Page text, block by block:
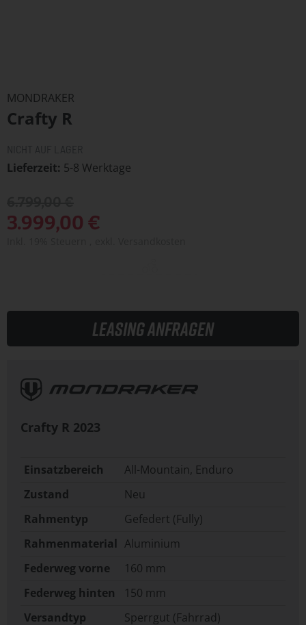
der
Bildergalerie
springen
MONDRAKER
Crafty R
Lieferzeit 5-8 Werktage
3.999,00 €
Leasing anfragen
Crafty R 2023
Einsatzbereich
All-Mountain, Enduro
Zustand
Neu
Rahmentyp
Gefedert (Fully)
Rahmenmaterial Aluminium
Federweg vorne
160 mm
Federweg hinten
150 mm
Versandtyp
Sperrgut (Fahrrad)